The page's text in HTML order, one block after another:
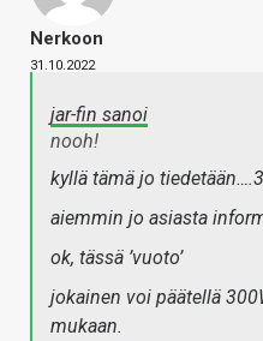
Nerkoon
31.10.2022
jar-fin sanoi
nooh!
kyllä tämä jo
aiemmin jo asiasta
ok, tässä ’vuoto’
jokainen voi päätellä
mukaan.